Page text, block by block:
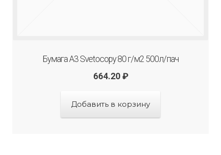
Бумага А3 Svetocopy 80 г/м2 500л/пач
664.20 ₽
Добавить в корзину